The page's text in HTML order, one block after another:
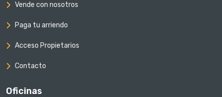
Vende con nosotros
Paga tu arriendo
Acceso Propietarios
Contacto
Oficinas